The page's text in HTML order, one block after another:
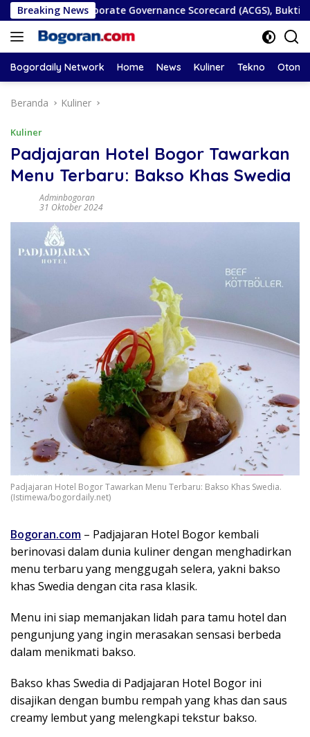
Langsung
ke
konten
Breaking News
ASEAN Corporate Governance Scorecard (ACGS), Bukti
Bogordaily Network Home News Kuliner Tekno
Beranda Kuliner
Kuliner
Padjajaran Hotel Bogor Tawarkan
Menu Terbaru: Bakso Khas Swedia
Adminbogoran
31 Oktober 2024
Padjajaran Hotel Bogor Tawarkan Menu Terbaru: Bakso Khas Swedia.
(Istimewa/bogordaily.net)
Bogoran.com – Padjajaran Hotel Bogor kembali
berinovasi dalam dunia kuliner dengan menghadirkan
menu terbaru yang menggugah selera, yakni bakso
khas Swedia dengan cita rasa klasik.
Menu ini siap memanjakan lidah para tamu hotel dan
pengunjung yang ingin merasakan sensasi berbeda
dalam menikmati bakso.
Bakso khas Swedia di Padjajaran Hotel Bogor ini
disajikan dengan bumbu rempah yang khas dan saus
creamy lembut yang melengkapi tekstur bakso.